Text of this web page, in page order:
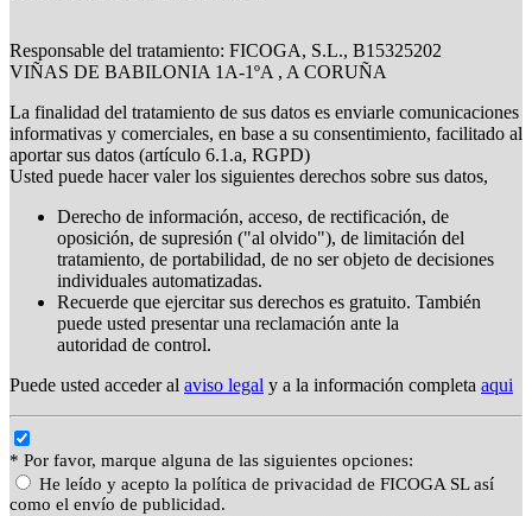
Responsable del tratamiento: FICOGA, S.L., B15325202
VIÑAS DE BABILONIA 1A-1ºA , A CORUÑA
La finalidad del tratamiento de sus datos es enviarle comunicaciones
informativas y comerciales, en base a su consentimiento, facilitado al
aportar sus datos (artículo 6.1.a, RGPD)
Usted puede hacer valer los siguientes derechos sobre sus datos,
Derecho de información, acceso, de rectificación, de
oposición, de supresión ("al olvido"), de limitación del
tratamiento, de portabilidad, de no ser objeto de decisiones
individuales automatizadas.
Recuerde que ejercitar sus derechos es gratuito. También
puede usted presentar una reclamación ante la
autoridad de control.
Puede usted acceder al aviso legal y a la información completa aqui
* Por favor, marque alguna de las siguientes opciones:
He leído y acepto la política de privacidad de FICOGA SL así
como el envío de publicidad.